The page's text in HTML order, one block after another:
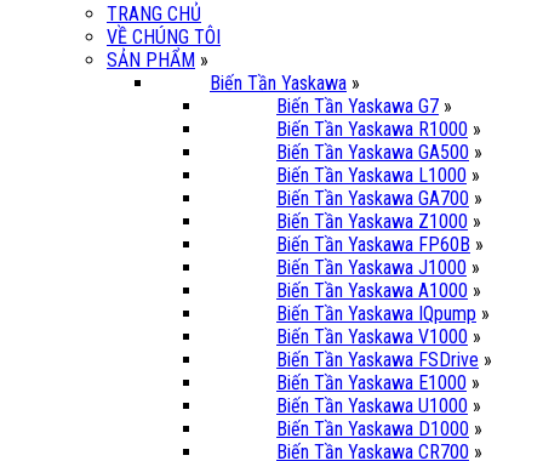
TRANG CHỦ
VỀ CHÚNG TÔI
SẢN PHẨM »
Biến Tần Yaskawa »
Biến Tần Yaskawa G7 »
Biến Tần Yaskawa R1000 »
Biến Tần Yaskawa GA500 »
Biến Tần Yaskawa L1000 »
Biến Tần Yaskawa GA700 »
Biến Tần Yaskawa Z1000 »
Biến Tần Yaskawa FP60B »
Biến Tần Yaskawa J1000 »
Biến Tần Yaskawa A1000 »
Biến Tần Yaskawa IQpump »
Biến Tần Yaskawa V1000 »
Biến Tần Yaskawa FSDrive »
Biến Tần Yaskawa E1000 »
Biến Tần Yaskawa U1000 »
Biến Tần Yaskawa D1000 »
Biến Tần Yaskawa CR700 »